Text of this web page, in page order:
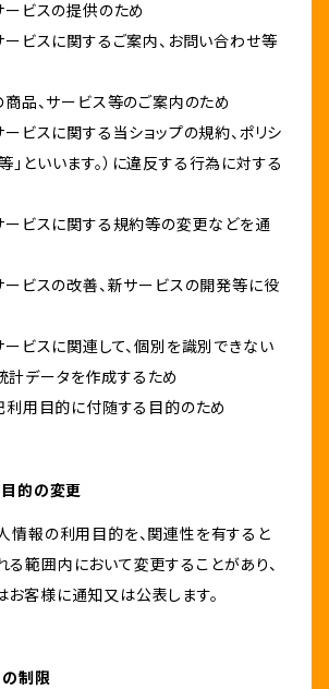
ービスの提供のため
サービスに関するご案内、お問い合わせ等
商品、サービス等のご案内のため
ービスに関する当ショップの規約、ポリシ
」といいます。）に違反する行為に対する
サービスに関する規約等の変更などを通
サービスの改善、新サービスの開発等に役
サービスに関連して、個別を識別できない
計データを作成するため
記利用目的に付随する目的のため
的の変更
情報の利用目的を、関連性を有すると
範囲内において変更することがあり、
客様に通知又は公表します。
制限